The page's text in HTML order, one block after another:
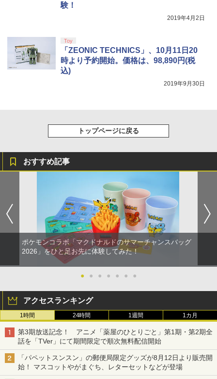
験！
2019年4月2日
Toy
「ZEONIC TECHNICS」、10月11日20
時より予約開始。価格は、98,890円(税
込)
2019年9月30日
トップページに戻る
おすすめ記事
ポケモンコラボ「マクドナルドのサマーチャンスバッグ
2026」をひと足お先に体験してみた！
● ● ● ● ● ● ●
アクセスランキング
1時間 24時間 1週間 1カ月
第3期放送記念！ アニメ「薬屋のひとりごと」第1期・第2期全
話を「TVer」にて期間限定で順次無料配信開始
「パペットスンスン」の郵便局限定グッズが8月12日より販売開
始！ マスコットやがまぐち、レターセットなどが登場